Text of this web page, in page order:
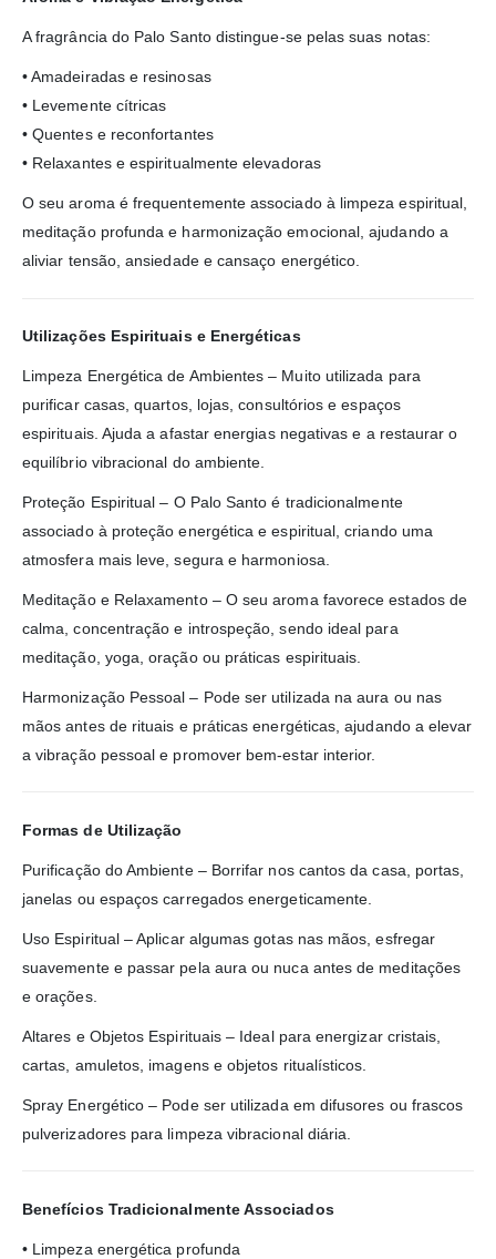
A fragrância do Palo Santo distingue-se pelas suas notas:
• Amadeiradas e resinosas
• Levemente cítricas
• Quentes e reconfortantes
• Relaxantes e espiritualmente elevadoras
O seu aroma é frequentemente associado à limpeza espiritual,
meditação profunda e harmonização emocional, ajudando a
aliviar tensão, ansiedade e cansaço energético.
Utilizações Espirituais e Energéticas
Limpeza Energética de Ambientes – Muito utilizada para
purificar casas, quartos, lojas, consultórios e espaços
espirituais. Ajuda a afastar energias negativas e a restaurar o
equilíbrio vibracional do ambiente.
Proteção Espiritual – O Palo Santo é tradicionalmente
associado à proteção energética e espiritual, criando uma
atmosfera mais leve, segura e harmoniosa.
Meditação e Relaxamento – O seu aroma favorece estados de
calma, concentração e introspeção, sendo ideal para
meditação, yoga, oração ou práticas espirituais.
Harmonização Pessoal – Pode ser utilizada na aura ou nas
mãos antes de rituais e práticas energéticas, ajudando a elevar
a vibração pessoal e promover bem-estar interior.
Formas de Utilização
Purificação do Ambiente – Borrifar nos cantos da casa, portas,
janelas ou espaços carregados energeticamente.
Uso Espiritual – Aplicar algumas gotas nas mãos, esfregar
suavemente e passar pela aura ou nuca antes de meditações
e orações.
Altares e Objetos Espirituais – Ideal para energizar cristais,
cartas, amuletos, imagens e objetos ritualísticos.
Spray Energético – Pode ser utilizada em difusores ou frascos
pulverizadores para limpeza vibracional diária.
Benefícios Tradicionalmente Associados
• Limpeza energética profunda